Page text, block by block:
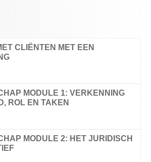
CLIËNTEN MET EEN
MODULE 1: VERKENNING
ROL EN TAKEN
MODULE 2: HET JURIDISCH